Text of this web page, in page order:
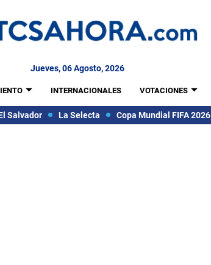
Jueves, 06 Agosto, 2026
INTERNACIONALES VOTACIONES
Salvador La Selecta Copa Mundial FIFA 2026